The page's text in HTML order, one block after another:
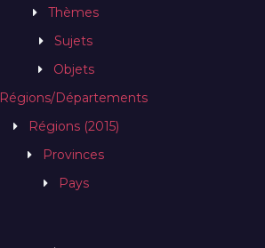
Thèmes
Sujets
Objets
Régions/Départements
Régions (2015)
Provinces
Pays